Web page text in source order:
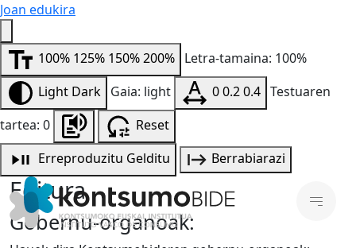
Joan edukira
100% 125% 150%200% Letra-tamaina: 100%
Light Dark Gaia: light 00.20.4 Testuaren
tartea: 0
Reset
Erreproduzitu Gelditu Berrabiarazi
Egitura
Gobernu-organoak: